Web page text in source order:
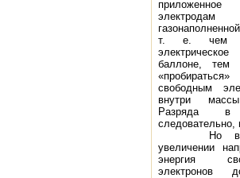
электродам
т. е. чем
баллоне, тем
«пробираться»
свободным
внутри
Разряда в
следовательно,
Но вот
увеличении
энергия
электронов